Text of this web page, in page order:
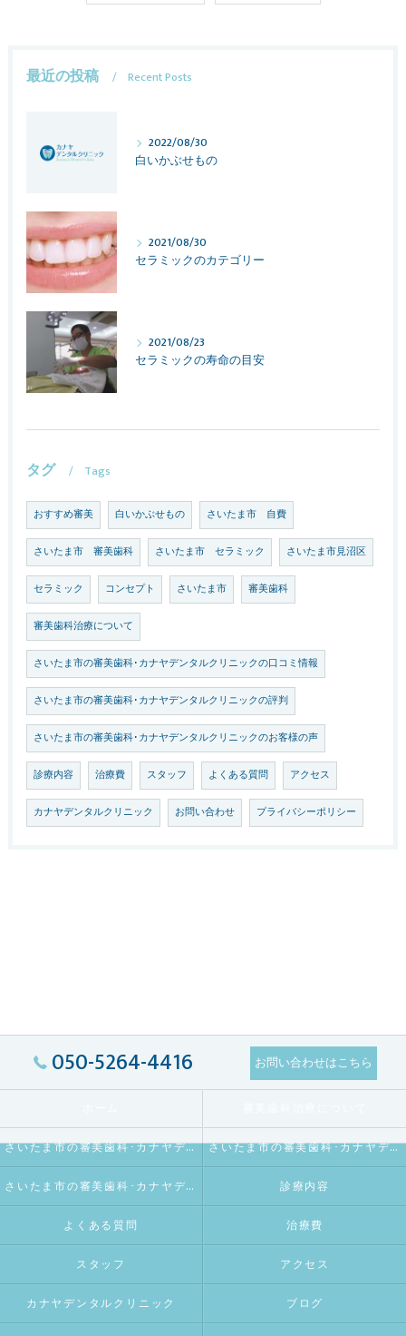
最近の投稿 Recent Posts
2022/08/30
白いかぶせもの
2021/08/30
セラミックのカテゴリー
2021/08/23
セラミックの寿命の目安
タグ Tags
おすすめ審美 白いかぶせもの さいたま市 自費
さいたま市 審美歯科 さいたま市 セラミック さいたま市見沼区
セラミック コンセプト さいたま市 審美歯科
審美歯科治療について
さいたま市の審美歯科･カナヤデンタルクリニックの口コミ情報
さいたま市の審美歯科･カナヤデンタルクリニックの評判
さいたま市の審美歯科･カナヤデンタルクリニックのお客様の声
診療内容 治療費 スタッフ よくある質問 アクセス
カナヤデンタルクリニック お問い合わせ プライバシーポリシー
050-5264-4416 お問い合わせはこちら
さいたま市の審美歯科･カナヤデンタルクリニックの口コミ情報 さいたま市の審美歯科･カナヤデンタルクリニックの評判
さいたま市の審美歯科･カナヤデンタルクリニックのお客様の声 診療内容
よくある質問 治療費
スタッフ アクセス
カナヤデンタルクリニック ブログ